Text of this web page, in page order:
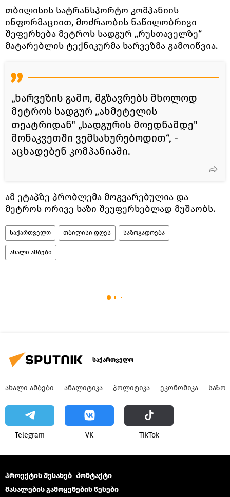
თბილისის სატრანსპორტო კომპანიის
ინფორმაციით, მოძრაობის ნაწილობრივი
შეფერხება მეტროს სადგურ „რუსთაველზე“
მატარებლის ტექნიკურმა ხარვეზმა გამოიწვია.
„ხარვეზის გამო, მგზავრებს მხოლოდ
მეტროს სადგურ „ახმეტელის
თეატრიდან" „სადგურის მოედნამდე"
მონაკვეთში ვემსახურებოდით“, -
აცხადებენ კომპანიაში.
ამ ეტაპზე პრობლემა მოგვარებულია და
მეტროს ორივე ხაზი შეუფერხებლად მუშაობს.
საქართველო თბილისი დღეს საზოგადოება
ახალი ამბები
საქართველო
ᲐᲮᲐᲚᲘ ᲐᲛᲑᲔᲑᲘ ᲐᲜᲐᲚᲘᲢᲘᲙᲐ ᲞᲝᲚᲘᲢᲘᲙᲐ ᲔᲙᲝᲜᲝᲛᲘᲙᲐ
Telegram VK ТikТоk
პროექტის შესახებ Კონტაქტი
მასალების გამოყენების წესები